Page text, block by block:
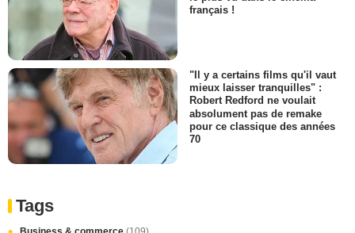
français !
"Il y a certains films qu'il vaut
mieux laisser tranquilles" :
Robert Redford ne voulait
absolument pas de remake
pour ce classique des années
70
Tags